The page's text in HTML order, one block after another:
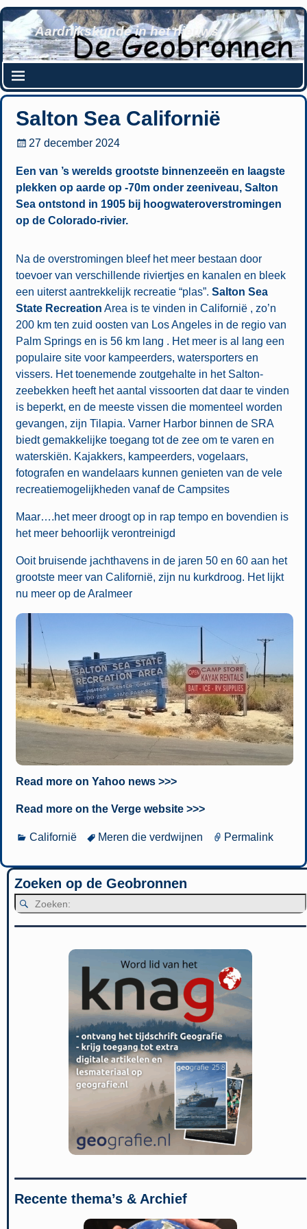
Aardrijkskunde in het nieuws
Salton Sea Californië
27 december 2024
Een van ’s werelds grootste binnenzeeën en laagste
plekken op aarde op -70m onder zeeniveau, Salton
Sea ontstond in 1905 bij hoogwateroverstromingen
op de Colorado-rivier.
Na de overstromingen bleef het meer bestaan door
toevoer van verschillende riviertjes en kanalen en bleek
een uiterst aantrekkelijk recreatie “plas”. Salton Sea
State Recreation Area is te vinden in Californië , zo’n
200 km ten zuid oosten van Los Angeles in de regio van
Palm Springs en is 56 km lang . Het meer is al lang een
populaire site voor kampeerders, watersporters en
vissers. Het toenemende zoutgehalte in het Salton-
zeebekken heeft het aantal vissoorten dat daar te vinden
is beperkt, en de meeste vissen die momenteel worden
gevangen, zijn Tilapia. Varner Harbor binnen de SRA
biedt gemakkelijke toegang tot de zee om te varen en
waterskiën. Kajakkers, kampeerders, vogelaars,
fotografen en wandelaars kunnen genieten van de vele
recreatiemogelijkheden vanaf de Campsites
Maar….het meer droogt op in rap tempo en bovendien is
het meer behoorlijk verontreinigd
Ooit bruisende jachthavens in de jaren 50 en 60 aan het
grootste meer van Californië, zijn nu kurkdroog. Het lijkt
nu meer op de Aralmeer
Read more on Yahoo news >>>
Read more on the Verge website >>>
Californië Meren die verdwijnen Permalink
Zoeken op de Geobronnen
Recente thema’s & Archief